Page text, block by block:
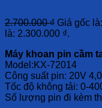
2.700.000₫ Giá gốc
là: 2.300.000 ₫.
Máy khoan pin cầm
Model:KX-72014
Công suất pin: 20V
Tốc độ không tải: 0-
Số lượng pin đi kèm